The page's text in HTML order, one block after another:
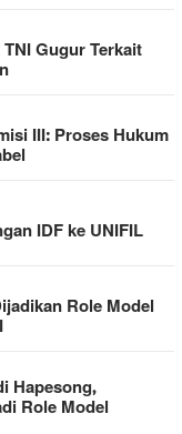
Gugur Terkait
III: Proses Hukum
IDF ke UNIFIL
Role Model
Hapesong,
Role Model